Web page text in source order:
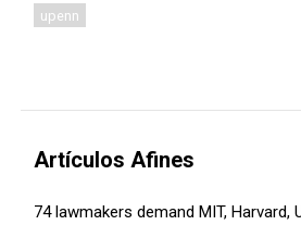
upenn
Artículos Afines
74 lawmakers demand MIT, Harvard,